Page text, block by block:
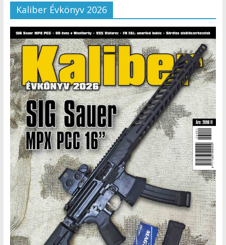
Kaliber Évkönyv 2026